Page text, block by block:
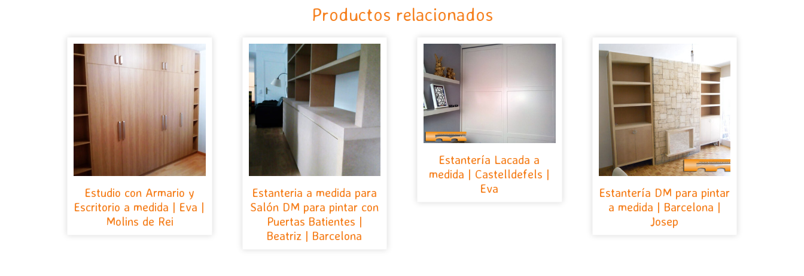
Productos relacionados
Estudio con Armario y
Escritorio a medida | Eva |
Molins de Rei
Estanteria a medida para
Salón DM para pintar con
Puertas Batientes |
Beatriz | Barcelona
Estantería Lacada a
medida | Castelldefels |
Eva
Estantería DM para pintar
a medida | Barcelona |
Josep